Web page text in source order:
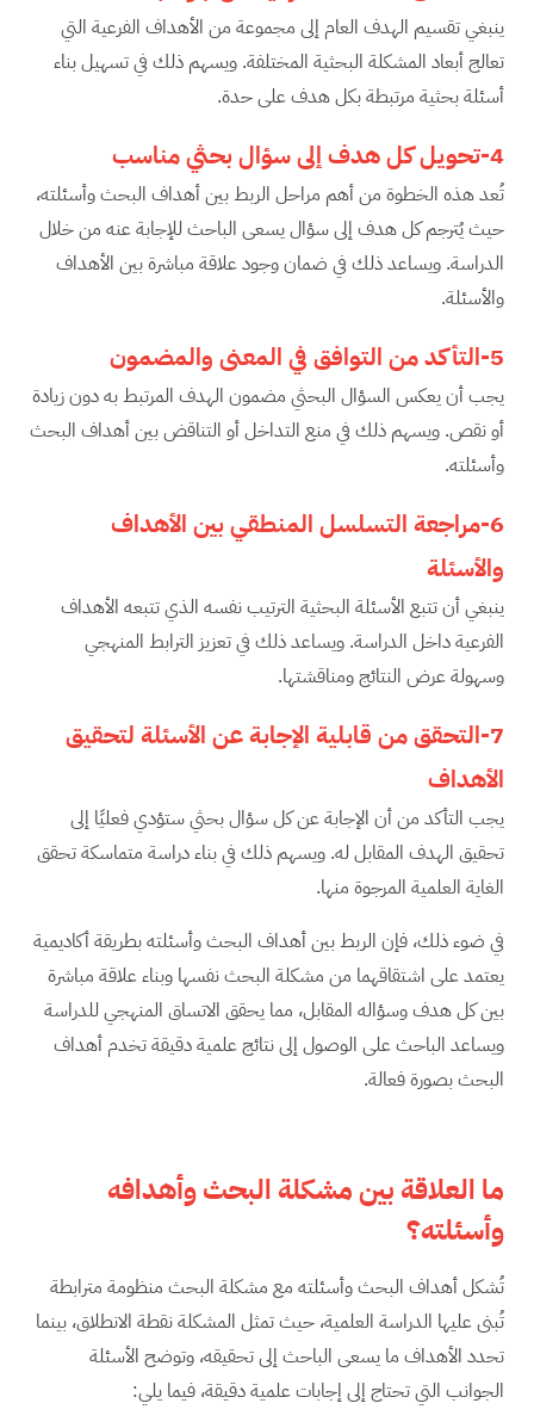
ينبغي تقسيم الهدف العام إلى مجموعة من الأهداف الفرعية التي
تعالج أبعاد المشكلة البحثية المختلفة. ويسهم ذلك في تسهيل بناء
أسئلة بحثية مرتبطة بكل هدف على حدة.
4-تحويل كل هدف إلى سؤال بحثي مناسب
تُعد هذه الخطوة من أهم مراحل الربط بين أهداف البحث وأسئلته،
حيث يُترجم كل هدف إلى سؤال يسعى الباحث للإجابة عنه من خلال
الدراسة. ويساعد ذلك في ضمان وجود علاقة مباشرة بين الأهداف
والأسئلة.
5-التأكد من التوافق في المعنى والمضمون
يجب أن يعكس السؤال البحثي مضمون الهدف المرتبط به دون زيادة
أو نقص. ويسهم ذلك في منع التداخل أو التناقض بين أهداف البحث
وأسئلته.
6-مراجعة التسلسل المنطقي بين الأهداف
والأسئلة
ينبغي أن تتبع الأسئلة البحثية الترتيب نفسه الذي تتبعه الأهداف
الفرعية داخل الدراسة. ويساعد ذلك في تعزيز الترابط المنهجي
وسهولة عرض النتائج ومناقشتها.
7-التحقق من قابلية الإجابة عن الأسئلة لتحقيق
الأهداف
يجب التأكد من أن الإجابة عن كل سؤال بحثي ستؤدي فعليًا إلى
تحقيق الهدف المقابل له. ويسهم ذلك في بناء دراسة متماسكة تحقق
الغاية العلمية المرجوة منها.
في ضوء ذلك، فإن الربط بين أهداف البحث وأسئلته بطريقة أكاديمية
يعتمد على اشتقاقهما من مشكلة البحث نفسها وبناء علاقة مباشرة
بين كل هدف وسؤاله المقابل، مما يحقق الاتساق المنهجي للدراسة
ويساعد الباحث على الوصول إلى نتائج علمية دقيقة تخدم أهداف
البحث بصورة فعالة.
ما العلاقة بين مشكلة البحث وأهدافه
وأسئلته؟
تُشكل أهداف البحث وأسئلته مع مشكلة البحث منظومة مترابطة
تُبنى عليها الدراسة العلمية، حيث تمثل المشكلة نقطة الانطلاق، بينما
تحدد الأهداف ما يسعى الباحث إلى تحقيقه، وتوضح الأسئلة
الجوانب التي تحتاج إلى إجابات علمية دقيقة، فيما يلي: